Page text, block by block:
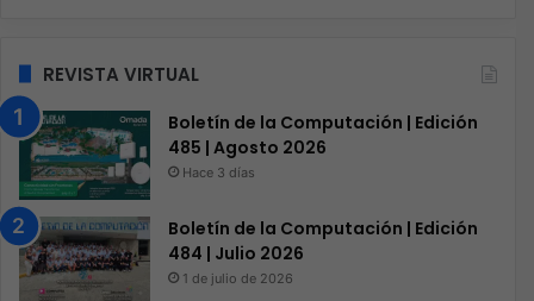
REVISTA VIRTUAL
Boletín de la Computación | Edición
485 | Agosto 2026
Hace 3 días
Boletín de la Computación | Edición
484 | Julio 2026
1 de julio de 2026